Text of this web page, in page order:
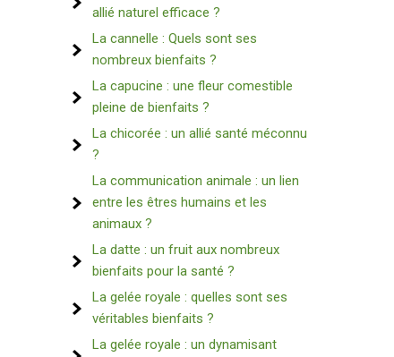
allié naturel efficace ?
La cannelle : Quels sont ses
nombreux bienfaits ?
La capucine : une fleur comestible
pleine de bienfaits ?
La chicorée : un allié santé méconnu
?
La communication animale : un lien
entre les êtres humains et les
animaux ?
La datte : un fruit aux nombreux
bienfaits pour la santé ?
La gelée royale : quelles sont ses
véritables bienfaits ?
La gelée royale : un dynamisant